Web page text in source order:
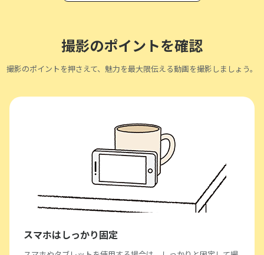
撮影のポイントを確認
撮影のポイントを押さえて、魅力を最大限伝える動画を撮影しましょう。
スマホはしっかり固定